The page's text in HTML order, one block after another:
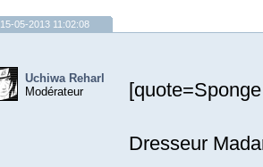
15-05-2013 11:02:08
Uchiwa Reharl
Modérateur
Dresseur